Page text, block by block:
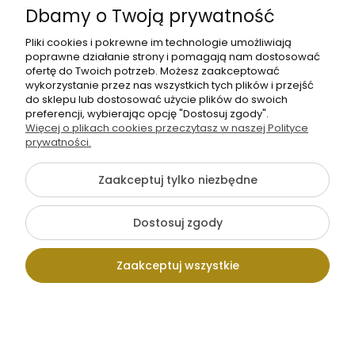
...i składamy całość na pół, prawymi stronami do siebie. Jeśli
mamy smycz na klucze to przypinamy ją teraz. Smycz zrobiłam
Dbamy o Twoją prywatność
Pliki cookies i pokrewne im technologie umożliwiają
poprawne działanie strony i pomagają nam dostosować
ofertę do Twoich potrzeb. Możesz zaakceptować
wykorzystanie przez nas wszystkich tych plików i przejść
do sklepu lub dostosować użycie plików do swoich
preferencji, wybierając opcję "Dostosuj zgody".
Więcej o plikach cookies przeczytasz w naszej Polityce
prywatności.
Zaakceptuj tylko niezbędne
Dostosuj zgody
Zaakceptuj wszystkie